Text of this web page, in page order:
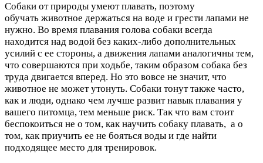
Собаки от природы умеют плавать, поэтому
обучать животное держаться на воде и грести лапами не
нужно. Во время плавания голова собаки всегда
находится над водой без каких-либо дополнительных
усилий с ее стороны, а движения лапами аналогичны тем,
что совершаются при ходьбе, таким образом собака без
труда двигается вперед. Но это вовсе не значит, что
животное не может утонуть. Собаки тонут также часто,
как и люди, однако чем лучше развит навык плавания у
вашего питомца, тем меньше риск. Так что вам стоит
беспокоиться не о том, как научить собаку плавать, а о
том, как приучить ее не бояться воды и где найти
подходящее место для тренировок.